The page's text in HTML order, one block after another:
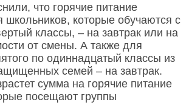
что горячие питание
школьников, которые обучаются с
классы, – на завтрак или на
от смены. А также для
по одиннадцатый классы из
семей – на завтрак.
сумма на горячие питание
посещают группы